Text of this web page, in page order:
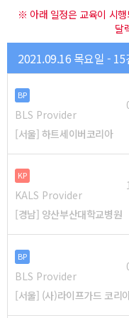
※ 아래 일정은 교육이 시행
달
2021.09.16 목요일 -
BP
BLS Provider
[서울] 하트세이버코리아
KP
KALS Provider
[경남] 양산부산대학교병원
BP
BLS Provider
[서울] (사)라이프가드 코리